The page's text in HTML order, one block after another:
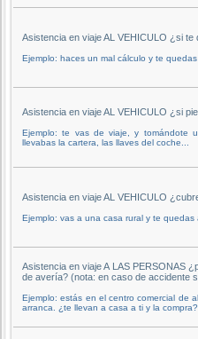
Asistencia en viaje AL VEHICULO ¿si
Ejemplo: haces un mal cálculo y te
Asistencia en viaje AL VEHICULO ¿si
Ejemplo: te vas de viaje, y tomándote
llevabas la cartera, las llaves del coche...
Asistencia en viaje AL VEHICULO
Ejemplo: vas a una casa rural y te quedas
Asistencia en viaje A LAS PERSONAS
de avería? (nota: en caso de accidente
Ejemplo: estás en el centro comercial de
arranca. ¿te llevan a casa a ti y la compra?.